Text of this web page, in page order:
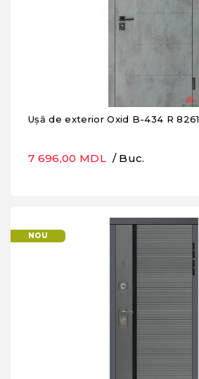
Ușă de exterior Oxid B-434 R 8261
7 696,00 MDL / Buc.
NOU